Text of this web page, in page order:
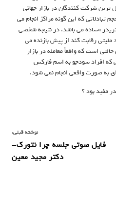
ترین شرکت کنندگان در بازار جهانی
که این گونه مراکز انجام می
»ساده می باشد. در نتیجه شخصی
رقابت کند از پیش بازنده می
است که واقعاً معامله در بازار
افراد سودجو به اسم فارکس
به صورت واقعی انجام نمی شود.
مفید بود ؟
نوشته قبلی:
فایل صوتی جلسه چرا نتورک-
دکتر مجید معین